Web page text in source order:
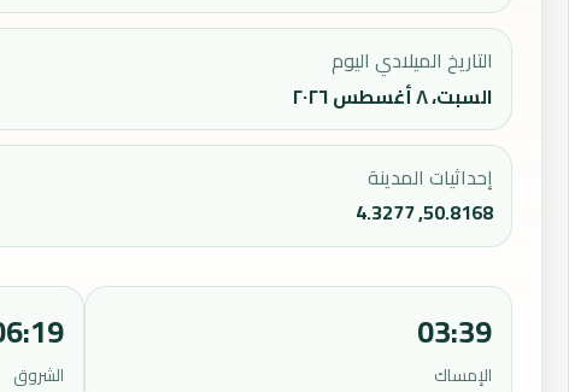
التاريخ الميلادي اليوم
السبت، ٨ أغسطس ٢٠٢٦
إحداثيات المدينة
50.8168, 4.3277
03:39
الإمساك الشروق